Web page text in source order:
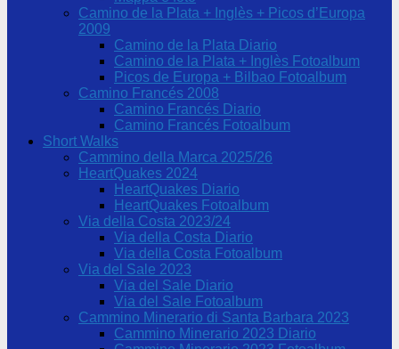
Camino de la Plata + Inglès + Picos d’Europa
2009
Camino de la Plata Diario
Camino de la Plata + Inglès Fotoalbum
Picos de Europa + Bilbao Fotoalbum
Camino Francés 2008
Camino Francés Diario
Camino Francés Fotoalbum
Short Walks
Cammino della Marca 2025/26
HeartQuakes 2024
HeartQuakes Diario
HeartQuakes Fotoalbum
Via della Costa 2023/24
Via della Costa Diario
Via della Costa Fotoalbum
Via del Sale 2023
Via del Sale Diario
Via del Sale Fotoalbum
Cammino Minerario di Santa Barbara 2023
Cammino Minerario 2023 Diario